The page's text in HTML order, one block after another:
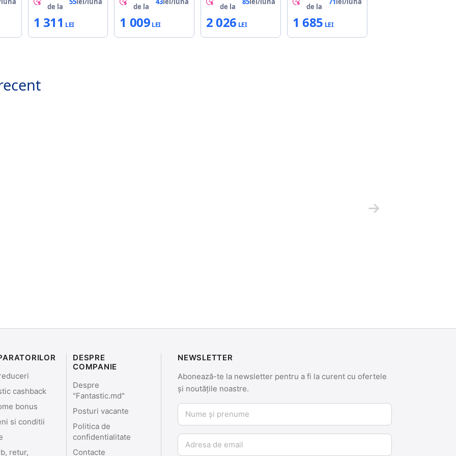
de la
1 311
de la
1 009
de la
2 026
de la
1 685
cashback
bonus
si conditii
retur,
DESPRE
COMPANIE
Despre
"Fantastic.md"
Posturi vacante
Politica de
confidentialitate
Contacte
NEWSLETTER
Abonează-te la newsletter pentru a fi la curent cu ofertele
și noutățile noastre.
Nume și prenume
Email